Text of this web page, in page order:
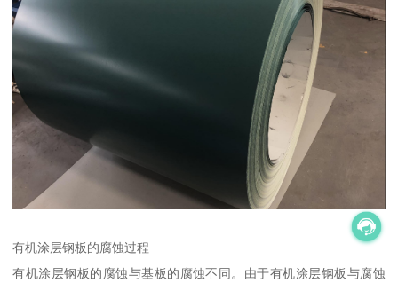
有机涂层钢板的腐蚀过程
有机涂层钢板的腐蚀与基板的腐蚀不同。由于有机涂层钢板与腐蚀